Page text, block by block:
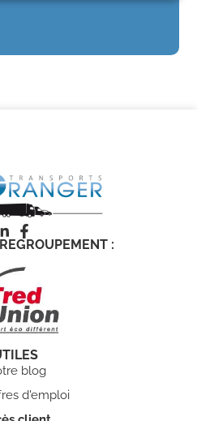
blog
d'emploi
: